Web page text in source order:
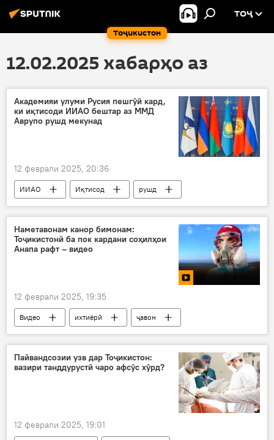
Тоҷикистон
ТОҶ
12.02.2025 хабарҳо аз
Академияи улуми Русия пешгӯӣ кард,
ки иқтисоди ИИАО бештар аз ММД
Аврупо рушд мекунад
12 феврали 2025, 20:36
ИИАО Иқтисод
рушд
Иттиҳодияи Аврупо
АвруОсиё
донишмандон
Наметавонам канор бимонам:
Тоҷикистонӣ ба пок кардани соҳилҳои
Анапа рафт – видео
12 феврали 2025, 19:35
Видео ихтиёрӣ
ҷавон
тоҷик
поксозӣ муҳити зист
Пайвандсозии узв дар Тоҷикистон:
вазири танддурустӣ чаро афсӯс хӯрд?
12 феврали 2025, 19:01